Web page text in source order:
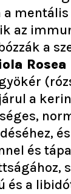
a
az
a
a
és
és a